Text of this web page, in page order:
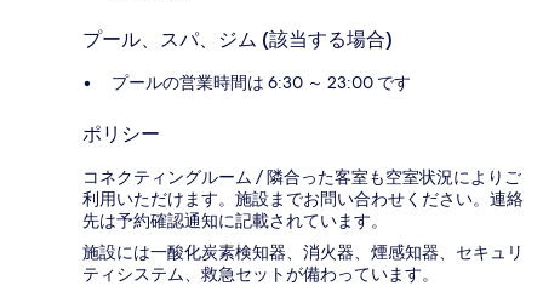
プール、スパ、ジム (該当する場合)
プールの営業時間は 6:30 ～ 23:00 です
ポリシー
コネクティングルーム / 隣合った客室も空室状況によりご
利用いただけます。施設までお問い合わせください。連絡
先は予約確認通知に記載されています。
施設には一酸化炭素検知器、消火器、煙感知器、セキュリ
ティシステム、救急セットが備わっています。